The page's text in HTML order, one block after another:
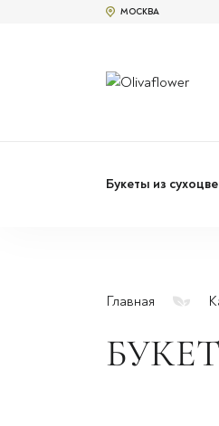
МОСКВА
Букеты из
Главная